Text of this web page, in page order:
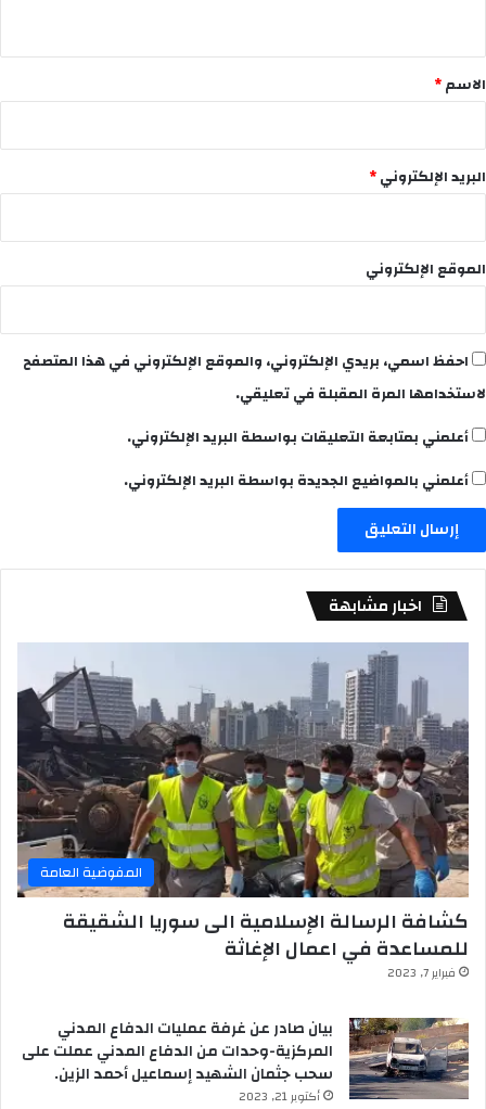
*
الاسم*
البريد الإلكتروني*
الموقع الإلكتروني
احفظ اسمي، بريدي الإلكتروني، والموقع الإلكتروني في هذا المتصفح
لاستخدامها المرة المقبلة في تعليقي.
أعلمني بمتابعة التعليقات بواسطة البريد الإلكتروني.
أعلمني بالمواضيع الجديدة بواسطة البريد الإلكتروني.
اخبار مشابهة
المفوضية العامة
كشافة الرسالة الإسلامية الى سوريا الشقيقة
للمساعدة في اعمال الإغاثة
فبراير 7, 2023
بيان صادر عن غرفة عمليات الدفاع المدني
المركزية-وحدات من الدفاع المدني عملت على
سحب جثمان الشهيد إسماعيل أحمد الزين.
أكتوبر 21, 2023